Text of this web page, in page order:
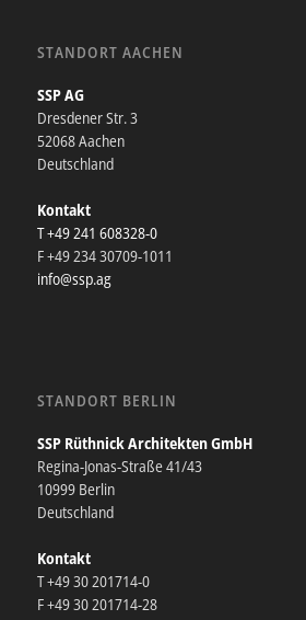
STANDORT AACHEN
SSP AG
Dresdener Str. 3
52068 Aachen
Deutschland
Kontakt
T +49 241 608328-0
F +49 234 30709-1011
info@ssp.ag
STANDORT BERLIN
SSP Rüthnick Architekten GmbH
Regina-Jonas-Straße 41/43
10999 Berlin
Deutschland
Kontakt
T +49 30 201714-0
F +49 30 201714-28